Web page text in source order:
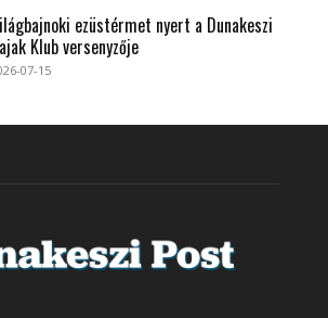
ezüstérmet nyert a Dunakeszi
Klub versenyzője
07-15